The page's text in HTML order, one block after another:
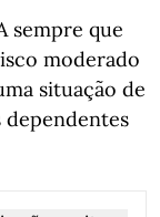
sempre que
moderado
situação de
dependentes